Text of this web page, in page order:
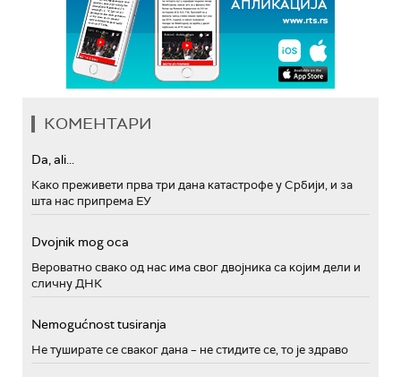
КОМЕНТАРИ
Da, ali...
Како преживети прва три дана катастрофе у Србији, и за
шта нас припрема ЕУ
Dvojnik mog oca
Вероватно свако од нас има свог двојника са којим дели и
сличну ДНК
Nemogućnost tusiranja
Не туширате се сваког дана – не стидите се, то је здраво